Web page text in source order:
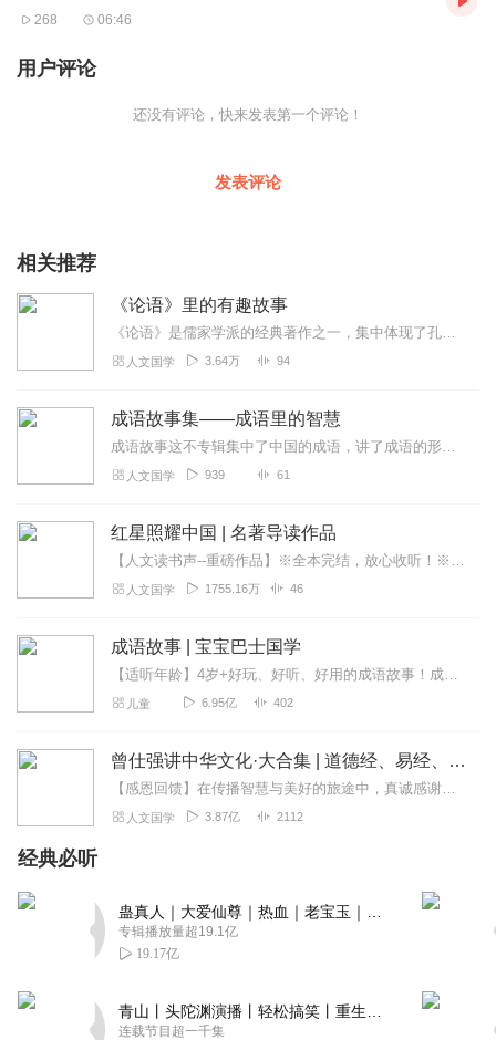
268 06:46
用户评论
还没有评论，快来发表第一个评论！
发表评论
相关推荐
《论语》里的有趣故事
《论语》是儒家学派的经典著作之一，集中体现了孔子的政治主张、伦理思想、道德观念和教育原则。里面有很多有趣的故事，我们一一探索，汲取智慧。
人文国学 3.64万 94
成语故事集——成语里的智慧
成语故事这不专辑集中了中国的成语，讲了成语的形成起源。成语是历史的积淀，每一个成语的背后都有一个含义深远的故事，是我国几千年以来人民智慧的结晶。其特点是深刻隽永...
人文国学 939 61
红星照耀中国 | 名著导读作品
【人文读书声--重磅作品】※全本完结，放心收听！※八年级（上）语文教科书名著导读指定作品，同名有声书！※著名翻译家董乐山先生权威中文译本！※人民文学出版...
人文国学 1755.16万 46
成语故事 | 宝宝巴士国学
【适听年龄】4岁+好玩、好听、好用的成语故事！成语是中国传统文化的一大特色，是汉语言中的精髓。记住并能灵活运用成语是孩子们的必修课，不仅对语文知识积累有用，对他...
儿童 6.95亿 402
曾仕强讲中华文化·大合集 | 道德经、易经、三国演义中的国学
【感恩回馈】在传播智慧与美好的旅途中，真诚感谢每一位伙伴的温暖陪伴与鼎力支持！欢迎曾仕强学堂粉丝听友们入群交流，更多新鲜玩法和福利活动等你！添加微信：zengf...
人文国学 3.87亿 2112
经典必听
专辑播放量超19.1亿
19.17亿
连载节目超一千集